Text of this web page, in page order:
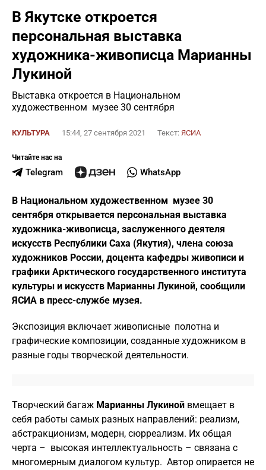
В Якутске откроется
персональная выставка
художника-живописца Марианны
Лукиной
Выставка откроется в Национальном
художественном музее 30 сентября
КУЛЬТУРА 15:44, 27 сентября 2021 Текст: ЯСИА
Читайте нас на
Telegram WhatsApp
В Национальном художественном музее 30
сентября открывается персональная выставка
художника-живописца, заслуженного деятеля
искусств Республики Саха (Якутия), члена союза
художников России, доцента кафедры живописи и
графики Арктического государственного института
культуры и искусств Марианны Лукиной, сообщили
ЯСИА в пресс-службе музея.
Экспозиция включает живописные полотна и
графические композиции, созданные художником в
разные годы творческой деятельности.
Творческий багаж Марианны Лукиной вмещает в
себя работы самых разных направлений: реализм,
абстракционизм, модерн, сюрреализм. Их общая
черта – высокая интеллектуальность – связана с
многомерным диалогом культур. Автор опирается не